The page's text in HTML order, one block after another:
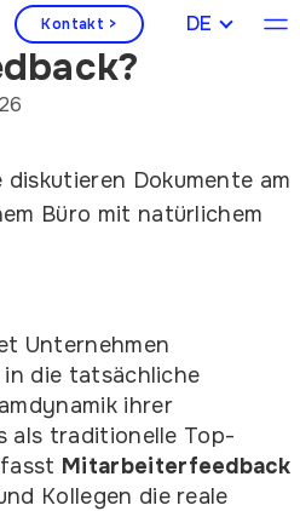
DEUTSCH
Kontakt >
von
Unternehmen
die tatsächliche
ihrer
als traditionelle Top-
Mitarbeiterfeedback
Kollegen die reale